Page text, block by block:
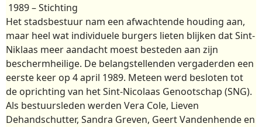
1989 – Stichting
Het stadsbestuur nam een afwachtende houding aan,
maar heel wat individuele burgers lieten blijken dat Sint-
Niklaas meer aandacht moest besteden aan zijn
beschermheilige. De belangstellenden vergaderden een
eerste keer op 4 april 1989. Meteen werd besloten tot
de oprichting van het Sint-Nicolaas Genootschap (SNG).
Als bestuursleden werden Vera Cole, Lieven
Dehandschutter, Sandra Greven, Geert Vandenhende en